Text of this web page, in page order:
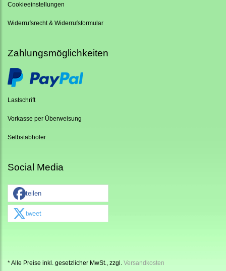
Cookieeinstellungen
Widerrufsrecht & Widerrufsformular
Zahlungsmöglichkeiten
Lastschrift
Vorkasse per Überweisung
Selbstabholer
Social Media
teilen
tweet
* Alle Preise inkl. gesetzlicher MwSt., zzgl. Versandkosten